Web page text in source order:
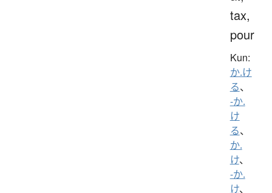
tax,
pour
Kun:
か.け
る、
-か.
け
る、
か.
け、
-か.
け、